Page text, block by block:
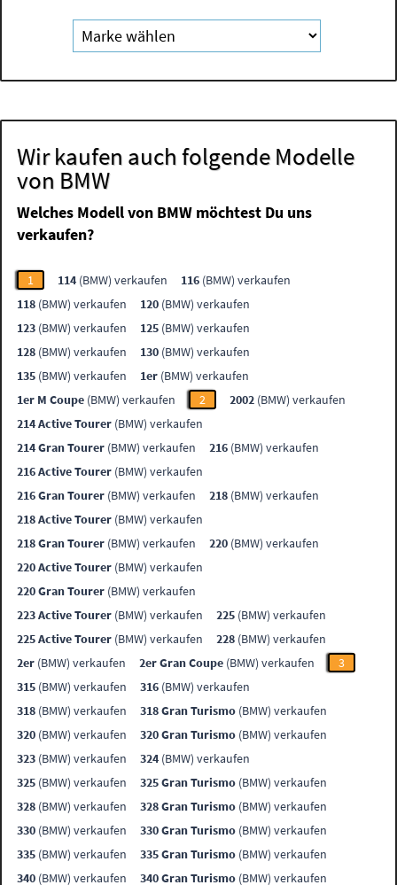
Wir kaufen auch folgende Modelle
von BMW
Welches Modell von BMW möchtest Du uns
verkaufen?
1 114 (BMW) verkaufen 116 (BMW) verkaufen
118 (BMW) verkaufen 120 (BMW) verkaufen
123 (BMW) verkaufen 125 (BMW) verkaufen
128 (BMW) verkaufen 130 (BMW) verkaufen
135 (BMW) verkaufen 1er (BMW) verkaufen
1er M Coupe (BMW) verkaufen 2 2002 (BMW) verkaufen
214 Active Tourer (BMW) verkaufen
214 Gran Tourer (BMW) verkaufen 216 (BMW) verkaufen
216 Active Tourer (BMW) verkaufen
216 Gran Tourer (BMW) verkaufen 218 (BMW) verkaufen
218 Active Tourer (BMW) verkaufen
218 Gran Tourer (BMW) verkaufen 220 (BMW) verkaufen
220 Active Tourer (BMW) verkaufen
220 Gran Tourer (BMW) verkaufen
223 Active Tourer (BMW) verkaufen 225 (BMW) verkaufen
225 Active Tourer (BMW) verkaufen 228 (BMW) verkaufen
2er (BMW) verkaufen 2er Gran Coupe (BMW) verkaufen
3
315 (BMW) verkaufen 316 (BMW) verkaufen
318 (BMW) verkaufen 318 Gran Turismo (BMW) verkaufen
320 (BMW) verkaufen 320 Gran Turismo (BMW) verkaufen
323 (BMW) verkaufen 324 (BMW) verkaufen
325 (BMW) verkaufen 325 Gran Turismo (BMW) verkaufen
328 (BMW) verkaufen 328 Gran Turismo (BMW) verkaufen
330 (BMW) verkaufen 330 Gran Turismo (BMW) verkaufen
335 (BMW) verkaufen 335 Gran Turismo (BMW) verkaufen
340 (BMW) verkaufen 340 Gran Turismo (BMW) verkaufen